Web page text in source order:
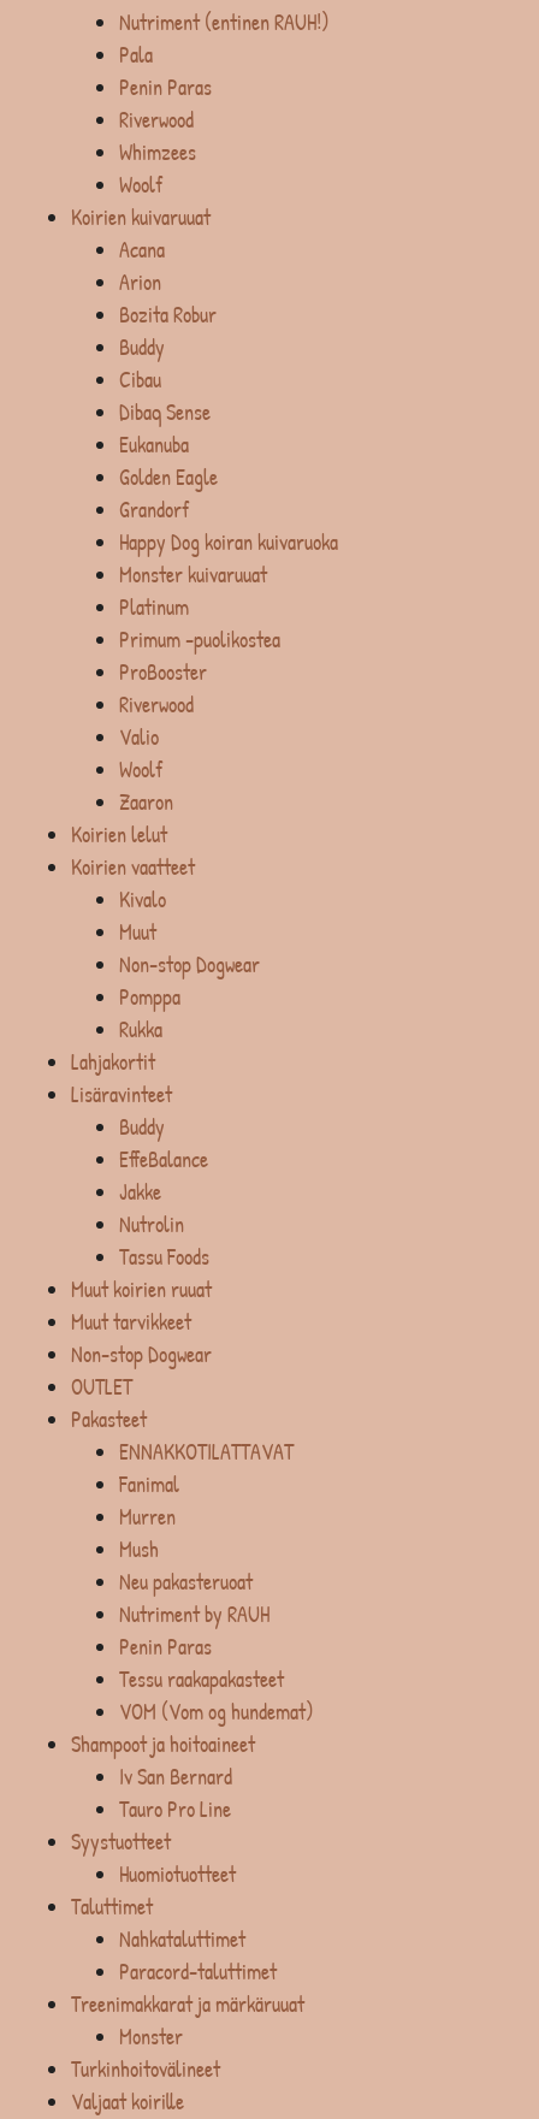
Nutriment (entinen RAUH!)
Pala
Penin Paras
Riverwood
Whimzees
Woolf
Koirien kuivaruuat
Acana
Arion
Bozita Robur
Buddy
Cibau
Dibaq Sense
Eukanuba
Golden Eagle
Grandorf
Happy Dog koiran kuivaruoka
Monster kuivaruuat
Platinum
Primum -puolikostea
ProBooster
Riverwood
Valio
Woolf
Zaaron
Koirien lelut
Koirien vaatteet
Kivalo
Muut
Non-stop Dogwear
Pomppa
Rukka
Lahjakortit
Lisäravinteet
Buddy
EffeBalance
Jakke
Nutrolin
Tassu Foods
Muut koirien ruuat
Muut tarvikkeet
Non-stop Dogwear
OUTLET
Pakasteet
ENNAKKOTILATTAVAT
Fanimal
Murren
Mush
Neu pakasteruoat
Nutriment by RAUH
Penin Paras
Tessu raakapakasteet
VOM (Vom og hundemat)
Shampoot ja hoitoaineet
Iv San Bernard
Tauro Pro Line
Syystuotteet
Huomiotuotteet
Taluttimet
Nahkataluttimet
Paracord-taluttimet
Treenimakkarat ja märkäruuat
Monster
Turkinhoitovälineet
Valjaat koirille